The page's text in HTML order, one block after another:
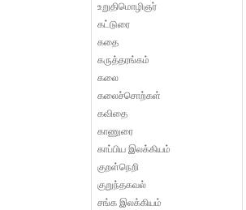
உறுதிமொழிஞர்
கட்டுரை
கதை
கருத்தரங்கம்
கலை
கலைச்சொற்கள்
கவிதை
காணுரை
காப்பிய இலக்கியம்
குறள்நெறி
குறுந்தகவல்
சங்க இலக்கியம்